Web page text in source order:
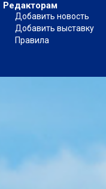
Редакторам
Добавить новость
Добавить выставку
Правила